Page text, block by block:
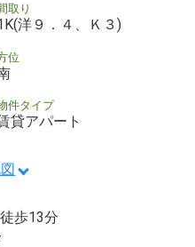
取り
洋９．４、Ｋ３)
位
件タイプ
貸アパート
歩13分